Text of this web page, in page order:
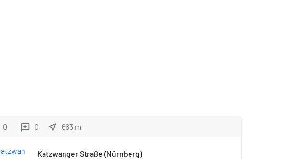
0 reviews 0 near_me 663 m
Katzwanger Straße (Nürnberg)